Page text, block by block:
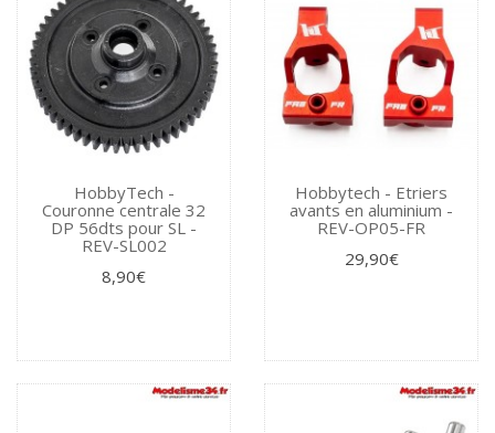
HobbyTech -
Couronne centrale 32
DP 56dts pour SL -
REV-SL002
8,90€
Hobbytech - Etriers
avants en aluminium -
REV-OP05-FR
29,90€